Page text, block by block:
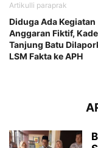
Artikulli paraprak
Diduga Ada Kegiatan
Anggaran Fiktif,
Tanjung Batu
LSM Fakta ke APH